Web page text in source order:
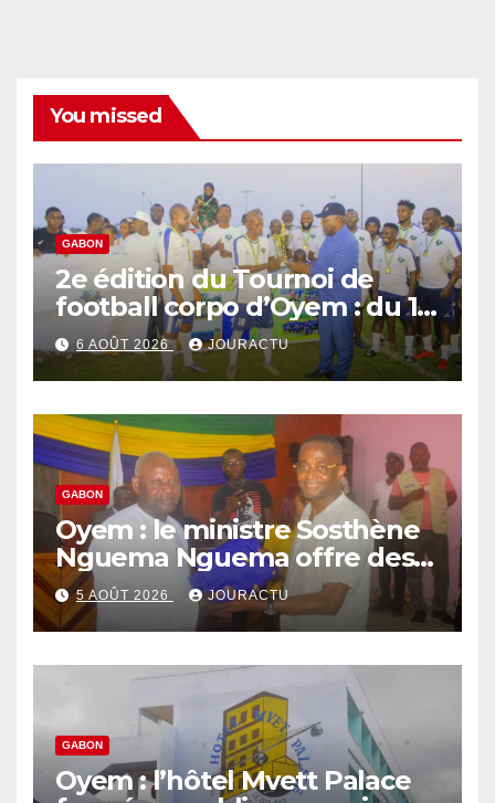
You missed
GABON
2e édition du Tournoi de
football corpo d’Oyem : du 12
septembre au 3 octobre 2026
6 AOÛT 2026 JOURACTU
GABON
Oyem : le ministre Sosthène
Nguema Nguema offre des
nouvelles tenues aux chefs
de quartiers
5 AOÛT 2026 JOURACTU
GABON
Oyem : l’hôtel Mvett Palace